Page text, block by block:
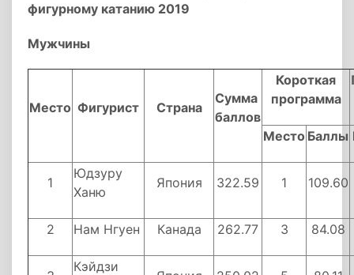
фигурному катанию 2019
Мужчины
Место Фигурист Страна
Сумма
баллов
Короткая
программа
Место Баллы
1
Юдзуру
Ханю
Япония 322.59 1 109.60
2 Нам Нгуен Канада 262.77 3 84.08
Кэйдзи